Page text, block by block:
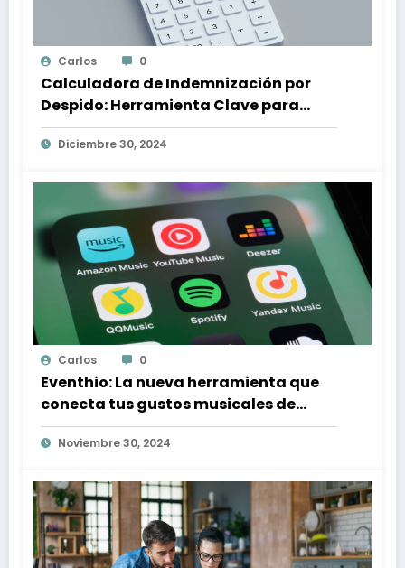
Carlos 0
Calculadora de Indemnización por
Despido: Herramienta Clave para
Proteger tus Derechos Laborales
Diciembre 30, 2024
Carlos 0
Eventhio: La nueva herramienta que
conecta tus gustos musicales de
Spotify con conciertos en tu zona
Noviembre 30, 2024